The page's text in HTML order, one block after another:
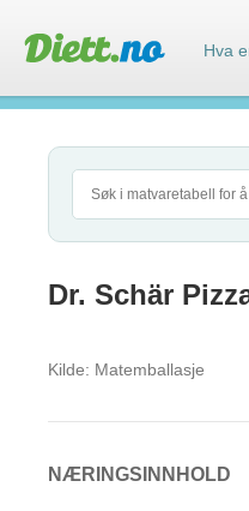
Dr. Schär
Kilde: Matemballasje
NÆRINGSINNHOLD
Hva